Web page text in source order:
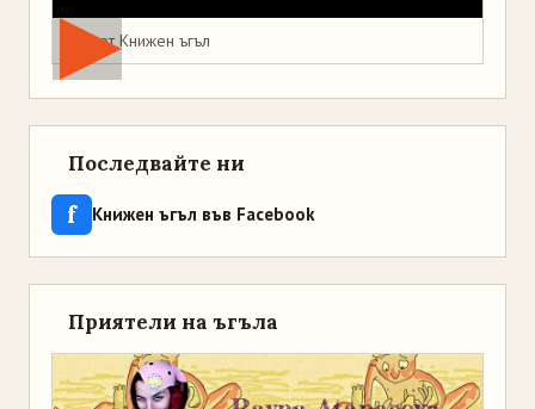
Мая от Книжен ъгъл
Последвайте ни
f Книжен ъгъл във Facebook
Приятели на ъгъла